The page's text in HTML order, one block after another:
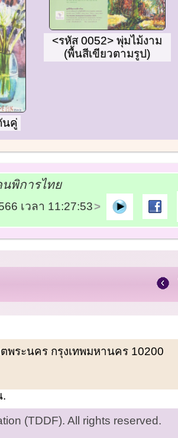
นคู่
<รหัส 0052> พุ่มไม้งาม
(พื้นสีเขียวตามรูป)
พิการไทย
เวลา 11:27:53
ระนคร กรุงเทพมหานคร 10200
.
(TDDF). All rights reserved.